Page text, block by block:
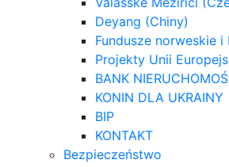
Deyang (Chiny)
Fundusze norweskie i
Projekty Unii
BANK
KONIN DLA UKRAINY
BIP
KONTAKT
Bezpieczeństwo